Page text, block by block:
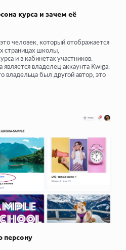
курса и зачем её
человек, который отображается
страницах школы,
и в кабинетах участников.
владелец аккаунта Kwiga.
владельца был другой автор, это
персону